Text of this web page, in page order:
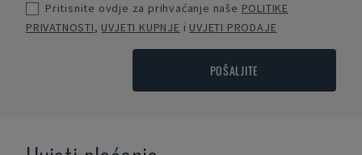
Pritisnite ovdje za prihvaćanje naše POLITIKE
PRIVATNOSTI, UVJETI KUPNJE i UVJETI PRODAJE
POŠALJITE